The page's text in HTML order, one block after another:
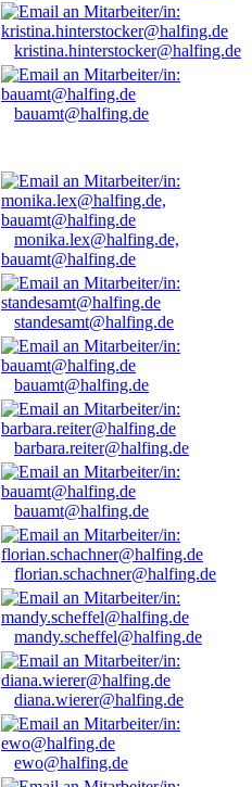
kristina.hinterstocker@halfing.de
bauamt@halfing.de
monika.lex@halfing.de,
bauamt@halfing.de
standesamt@halfing.de
bauamt@halfing.de
barbara.reiter@halfing.de
bauamt@halfing.de
florian.schachner@halfing.de
mandy.scheffel@halfing.de
diana.wierer@halfing.de
ewo@halfing.de